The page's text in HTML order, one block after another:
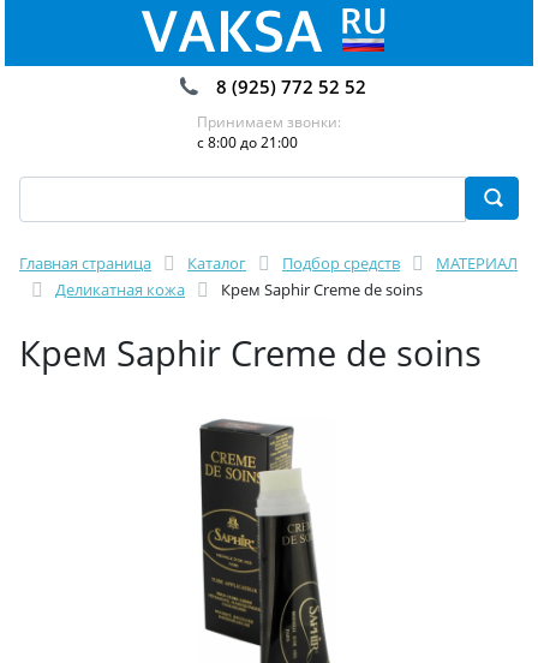
8 (925) 772 52 52
Принимаем звонки:
с 8:00 до 21:00
Главная страница Каталог Подбор средств
МАТЕРИАЛ
Деликатная кожа
Крем Saphir Creme de soins
Крем Saphir Creme de soins